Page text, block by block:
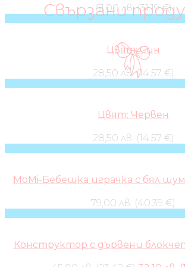
Свързани61,00 лв. (31.19 €)
Цвят: Син
28,50 лв. (14.57 €)
Цвят: Червен
28,50 лв. (14.57 €)
MoMi-Бебешка играчка с бял
79,00 лв. (40.39 €)
Конструктор с дървени